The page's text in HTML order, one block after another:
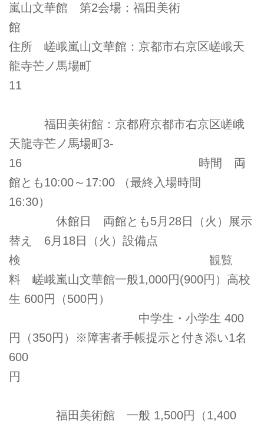
嵐山文華館 第2会場：福田美術
館
住所 嵯峨嵐山文華館：京都市右京区嵯峨天
龍寺芒ノ馬場町
11
福田美術館：京都府京都市右京区嵯峨
天龍寺芒ノ馬場町3-
16 時間 両
館とも10:00～17:00 （最終入場時間
16:30）
休館日 両館とも5月28日（火）展示
替え 6月18日（火）設備点
検 観覧
料 嵯峨嵐山文華館一般1,000円(900円）高校
生 600円（500円）
中学生・小学生 400
円（350円）※障害者手帳提示と付き添い1名
600
円
福田美術館 ⼀般 1,500円（1,400